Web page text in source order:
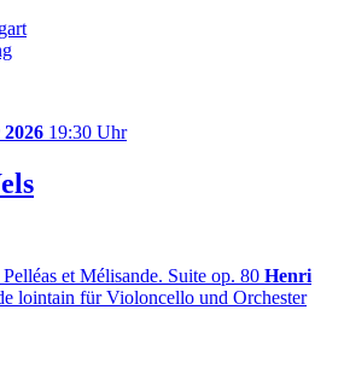
19:30 Uhr
Pelléas et Mélisande. Suite op. 80 Henri
lointain für Violoncello und Orchester